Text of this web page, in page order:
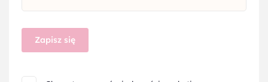
Zapisz się